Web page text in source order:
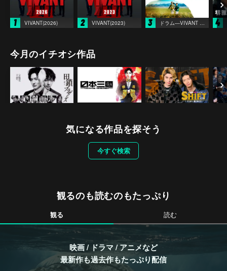
1 VIVANT(2026) 2 VIVANT(2023) 3 ドラム―VIVANT THE ORIGIN STORY― 4
今月のイチオシ作品
気になる作品を探そう
今すぐ検索
観るのも読むのもたっぷり
観る 読む
映画 / ドラマ / アニメなど
最新作も過去作もたっぷり配信